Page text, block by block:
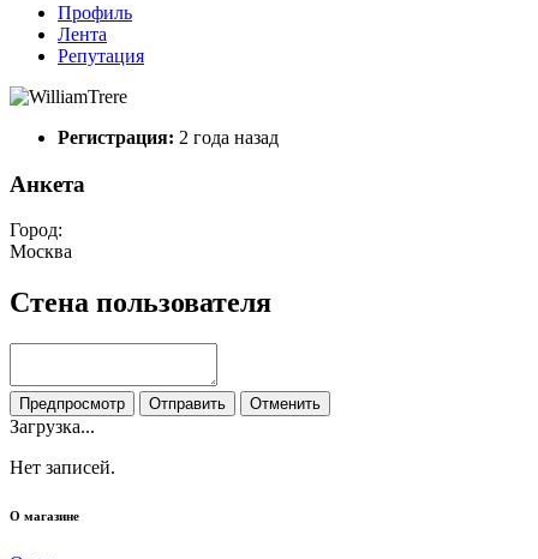
Профиль
Лента
Репутация
Регистрация: 2 года назад
Анкета
Город:
Москва
Стена пользователя
Предпросмотр Отправить Отменить
Загрузка...
Нет записей.
О магазине